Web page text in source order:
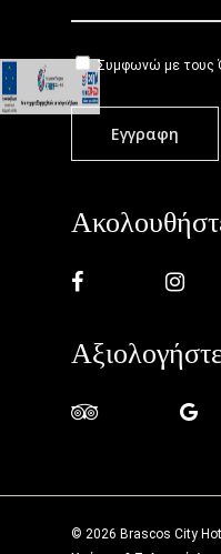
Συμφωνώ με τους
© 2026 Brascos City